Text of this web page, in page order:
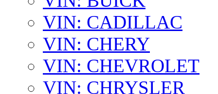
VIN: CADILLAC
VIN: CHERY
VIN: CHEVROLET
VIN: CHRYSLER